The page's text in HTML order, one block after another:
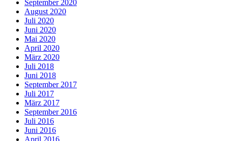
September 2020
August 2020
Juli 2020
Juni 2020
Mai 2020
April 2020
März 2020
Juli 2018
Juni 2018
September 2017
Juli 2017
März 2017
September 2016
Juli 2016
Juni 2016